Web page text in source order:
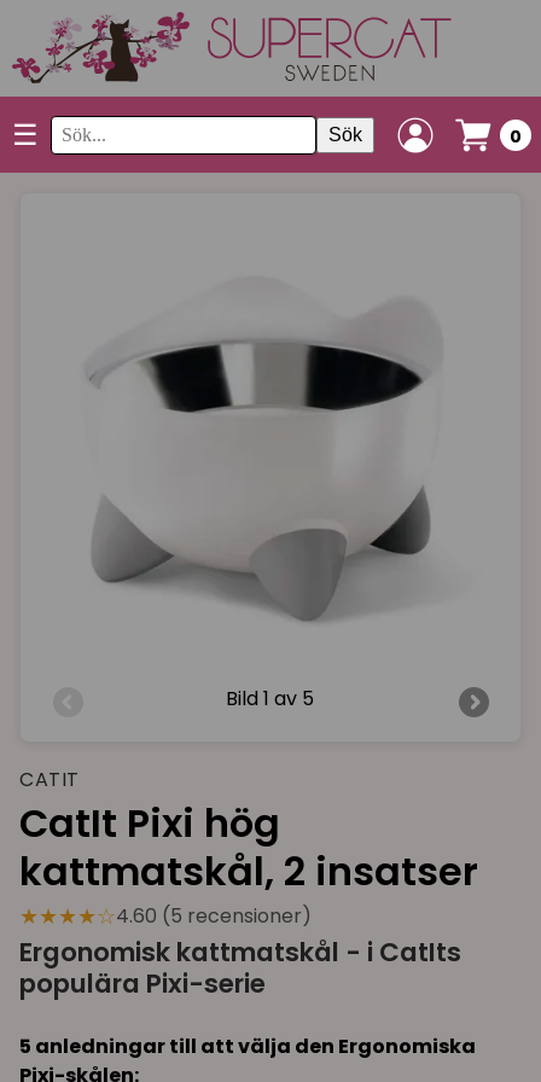
☰ Sök 0
Bild1 av 5
CATIT
CatIt Pixi hög
kattmatskål, 2 insatser
★★★★☆4.60 (5 recensioner)
Ergonomisk kattmatskål - i CatIts
populära Pixi-serie
5 anledningar till att välja den Ergonomiska
Pixi-skålen: